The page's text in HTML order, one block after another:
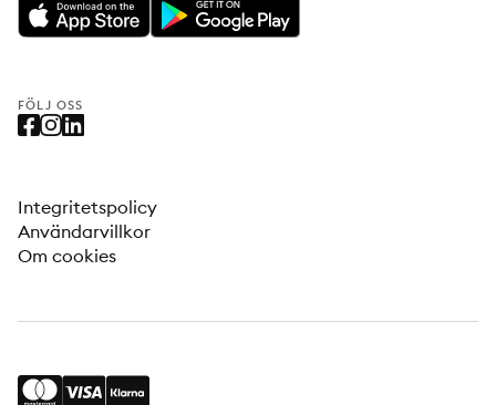
FÖLJ OSS
Integritetspolicy
Användarvillkor
Om cookies